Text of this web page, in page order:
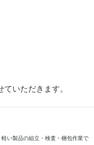
いただきます。
い製品の組立・検査・梱包作業で